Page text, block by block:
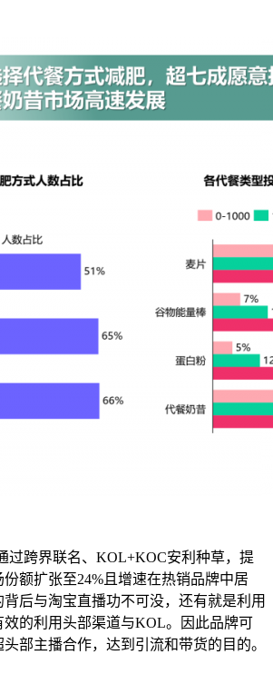
过跨界联名、KOL+KOC安利种草，提
额扩张至24%且增速在热销品牌中居
后与淘宝直播功不可没，还有就是利用
效的利用头部渠道与KOL。因此品牌可
部主播合作，达到引流和带货的目的。